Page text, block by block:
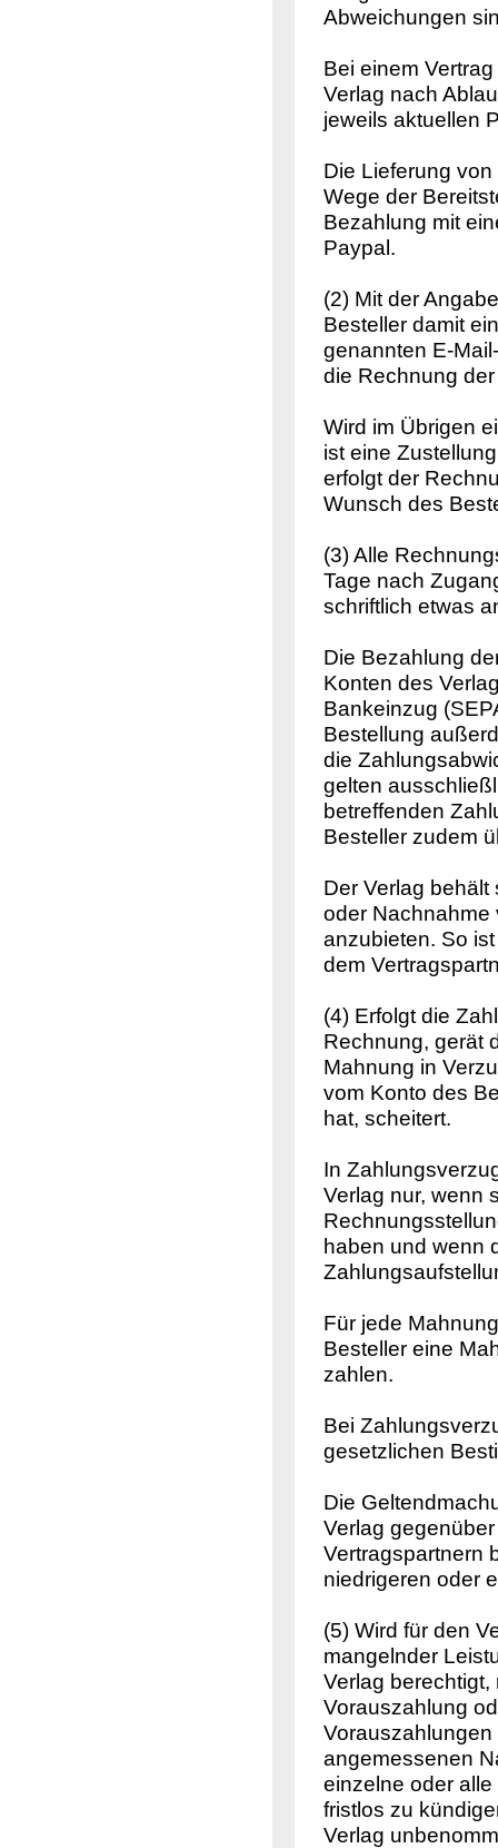
Abweichungen
Bei einem
Verlag nach
jeweils aktuellen
Die Lieferung
Wege der
Bezahlung mit
Paypal.
(2) Mit der
Besteller damit
genannten E-
die Rechnung
Wird im Übrigen
ist eine
erfolgt der
Wunsch des
(3) Alle
Tage nach
schriftlich etwas
Die Bezahlung
Konten des
Bankeinzug
Bestellung
die
gelten
betreffenden
Besteller zudem
Der Verlag
oder Nachnahme
anzubieten. So
dem
(4) Erfolgt die
Rechnung, gerät
Mahnung in
vom Konto des
hat, scheitert.
In
Verlag nur, wenn
haben und wenn
Für jede
Besteller eine
zahlen.
Bei
gesetzlichen
Die
Verlag
Vertragspartnern
niedrigeren oder
(5) Wird für den
mangelnder
Verlag
Vorauszahlung
angemessenen
einzelne oder
fristlos zu
Verlag